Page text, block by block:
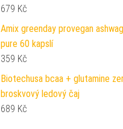
679 Kč
Amix greenday provegan
pure 60 kapslí
359 Kč
Biotechusa bcaa + glutamine
broskvový ledový čaj
689 Kč